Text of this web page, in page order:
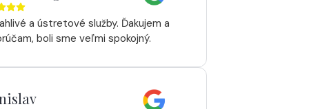
a ústretové služby. Ďakujem a
boli sme veľmi spokojný.